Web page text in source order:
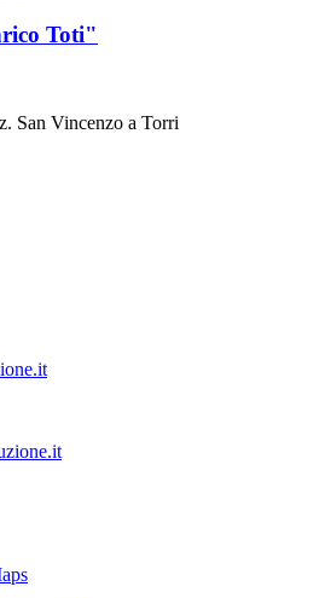
Toti"
San Vincenzo a Torri